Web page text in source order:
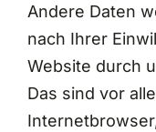
Andere Daten
nach Ihrer
Website durch
Das sind vor